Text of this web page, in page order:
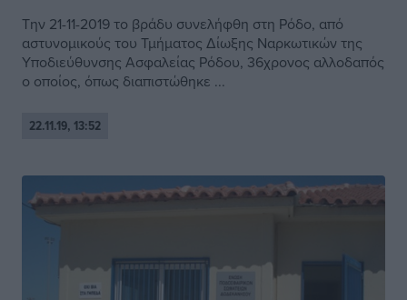
Την 21-11-2019 το βράδυ συνελήφθη στη Ρόδο, από
αστυνομικούς του Τμήματος Δίωξης Ναρκωτικών της
Υποδιεύθυνσης Ασφαλείας Ρόδου, 36χρονος αλλοδαπός
ο οποίος, όπως διαπιστώθηκε ...
22.11.19, 13:52